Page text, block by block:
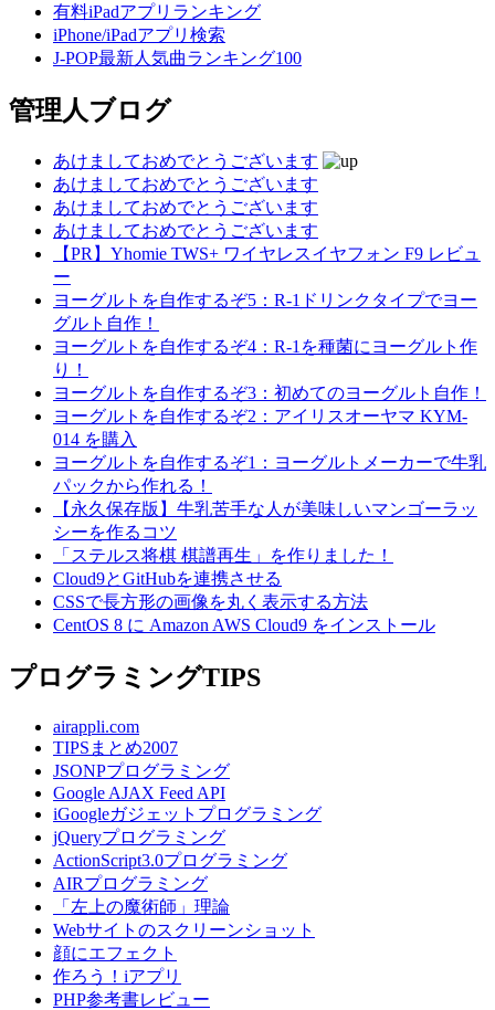
有料iPadアプリランキング
iPhone/iPadアプリ検索
J-POP最新人気曲ランキング100
管理人ブログ
あけましておめでとうございます
あけましておめでとうございます
あけましておめでとうございます
あけましておめでとうございます
【PR】Yhomie TWS+ ワイヤレスイヤフォン F9 レビュ
ー
ヨーグルトを自作するぞ5：R-1ドリンクタイプでヨー
グルト自作！
ヨーグルトを自作するぞ4：R-1を種菌にヨーグルト作
り！
ヨーグルトを自作するぞ3：初めてのヨーグルト自作！
ヨーグルトを自作するぞ2：アイリスオーヤマ KYM-
014 を購入
ヨーグルトを自作するぞ1：ヨーグルトメーカーで牛乳
パックから作れる！
【永久保存版】牛乳苦手な人が美味しいマンゴーラッ
シーを作るコツ
「ステルス将棋 棋譜再生」を作りました！
Cloud9とGitHubを連携させる
CSSで長方形の画像を丸く表示する方法
CentOS 8 に Amazon AWS Cloud9 をインストール
プログラミングTIPS
airappli.com
TIPSまとめ2007
JSONPプログラミング
Google AJAX Feed API
iGoogleガジェットプログラミング
jQueryプログラミング
ActionScript3.0プログラミング
AIRプログラミング
「左上の魔術師」理論
Webサイトのスクリーンショット
顔にエフェクト
作ろう！iアプリ
PHP参考書レビュー